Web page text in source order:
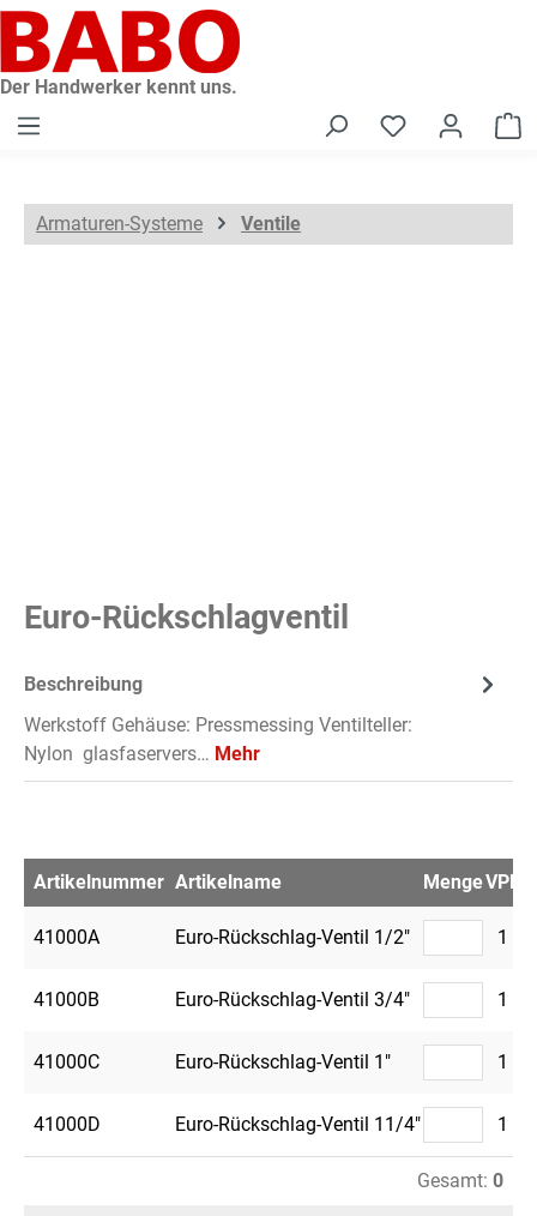
springen
Der Handwerker kennt uns.
Armaturen-Systeme Ventile
Euro-Rückschlagventil
Beschreibung
Werkstoff Gehäuse: Pressmessing Ventilteller:
Nylon glasfaservers… Mehr
Artikelnummer Artikelname MengeVPE
41000A Euro-Rückschlag-Ventil 1/2" 1
41000B Euro-Rückschlag-Ventil 3/4" 1
41000C Euro-Rückschlag-Ventil 1" 1
41000D Euro-Rückschlag-Ventil 11/4" 1
Gesamt: 0